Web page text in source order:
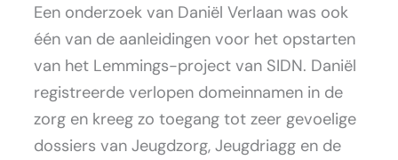
Een onderzoek van Daniël Verlaan was ook
één van de aanleidingen voor het opstarten
van het Lemmings-project van SIDN. Daniël
registreerde verlopen domeinnamen in de
zorg en kreeg zo toegang tot zeer gevoelige
dossiers van Jeugdzorg, Jeugdriagg en de